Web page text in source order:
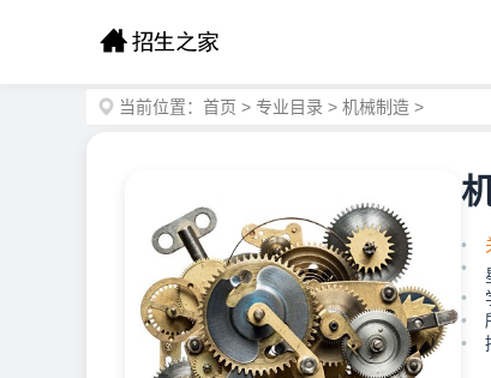
当前位置： 首页 > 专业目录 > 机械制造 >